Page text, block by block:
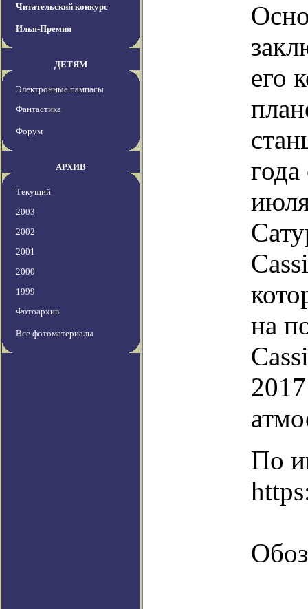
Читательский конкурс
Илья-Премия
ДЕТЯМ
Электронные пампасы
Фантастика
Форум
АРХИВ
Текущий
2003
2002
2001
2000
1999
Фотоархив
Все фотоматериалы
его
на
По